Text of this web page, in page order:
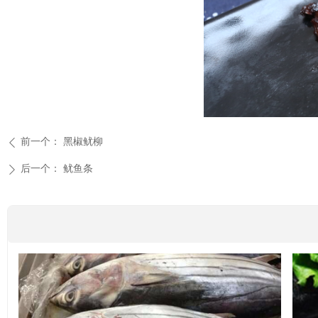
ꄴ 前一个： 黑椒鱿柳
ꄲ 后一个： 鱿鱼条